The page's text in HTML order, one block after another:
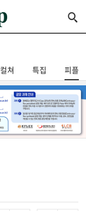
컬쳐 특집 피플